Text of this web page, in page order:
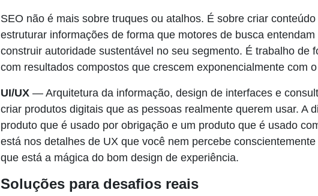
SEO não é mais sobre truques ou atalhos. É sobre criar
estruturar informações de forma que motores de busca
construir autoridade sustentável no seu segmento. É trabalho de
com resultados compostos que crescem exponencialmente com
UI/UX — Arquitetura da informação, design de interfaces e
criar produtos digitais que as pessoas realmente querem usar. A
produto que é usado por obrigação e um produto que é usado
está nos detalhes de UX que você nem percebe
que está a mágica do bom design de experiência.
Soluções para desafios reais